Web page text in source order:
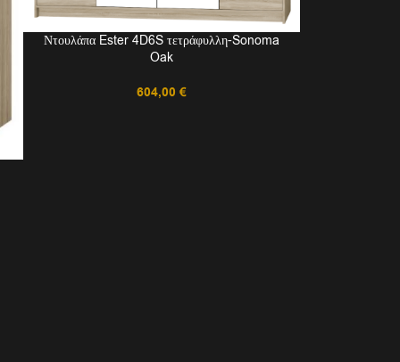
Ντουλάπα Ester 4D6S τετράφυλλη-Sonoma
Oak
604,00€